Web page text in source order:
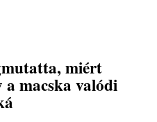
miért
macska valódi